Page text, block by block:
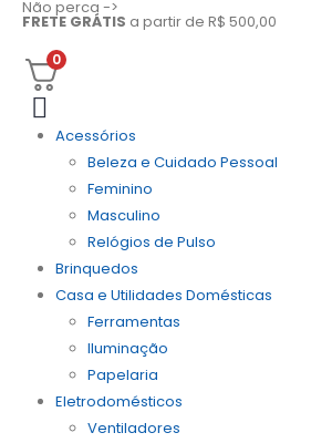
Não perca ->
FRETE GRÁTIS a partir de R$ 500,00
0
Acessórios
Beleza e Cuidado Pessoal
Feminino
Masculino
Relógios de Pulso
Brinquedos
Casa e Utilidades Domésticas
Ferramentas
Iluminação
Papelaria
Eletrodomésticos
Ventiladores